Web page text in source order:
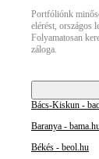
Portfóliónk
elérést, országos
Folyamatosan
záloga.
Bács-Kiskun -
Baranya -
Békés - beol.hu